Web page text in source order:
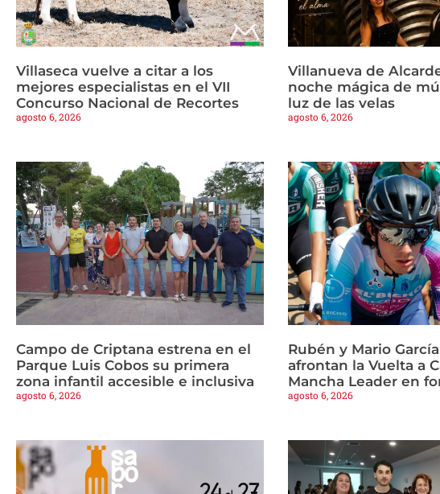
Villaseca vuelve a citar a los
mejores especialistas en el VII
Concurso Nacional de Recortes
agosto 6, 2026
Villanueva de
noche mágica de
luz de las velas
agosto 6, 2026
Campo de Criptana estrena en el
Parque Luis Cobos su primera
zona infantil accesible e inclusiva
agosto 6, 2026
Rubén y Mario
afrontan la Vuelta a
Mancha Leader en
agosto 6, 2026